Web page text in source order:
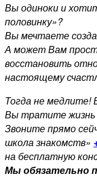
Вы одиноки и
половинку»?
Вы мечтаете
А может Вам
восстановить
настоящему
Тогда не медлите!
Вы тратите жизнь
Звоните прямо
школа знакомств»
на бесплатную
Мы обязательно